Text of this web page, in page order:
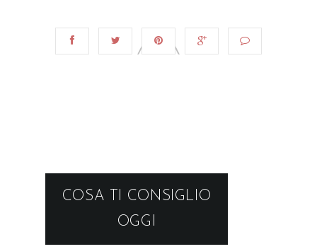
COSA TI CONSIGLIO
OGGI